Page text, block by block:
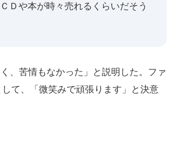
Ｄや本が時々売れるくらいだそう
、苦情もなかった」と説明した。ファ
て、「微笑みで頑張ります」と決意